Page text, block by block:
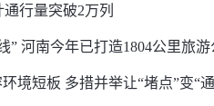
行量突破2万列
” 河南今年已打造1804公里旅游
境短板 多措并举让“堵点”变“